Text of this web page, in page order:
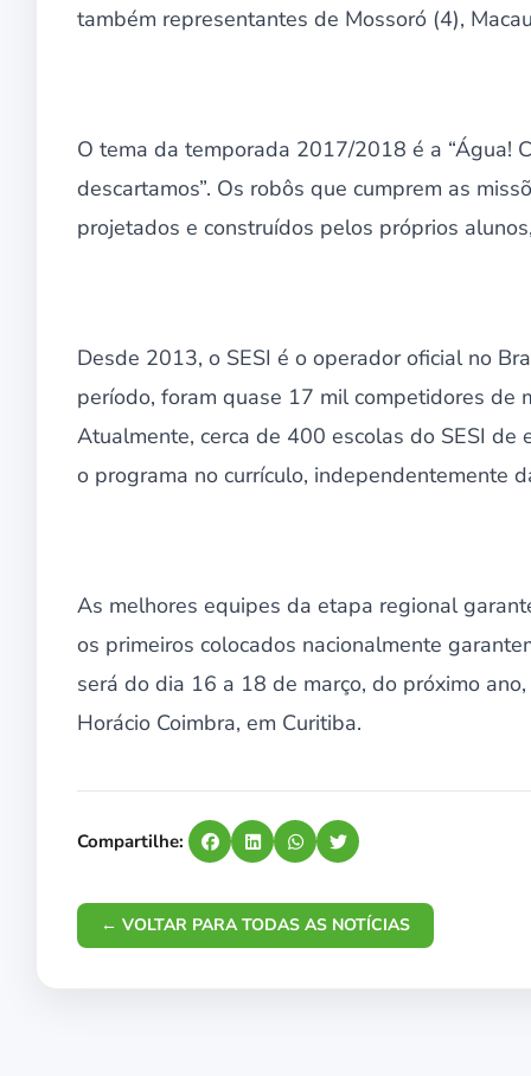
também representantes de Mossoró (4),
O tema da temporada 2017/2018 é a “Água!
descartamos”. Os robôs que cumprem as
projetados e construídos pelos próprios
Desde 2013, o SESI é o operador oficial no
período, foram quase 17 mil competidores de
Atualmente, cerca de 400 escolas do SESI
o programa no currículo, independentemente
As melhores equipes da etapa regional
os primeiros colocados nacionalmente
será do dia 16 a 18 de março, do próximo
Horácio Coimbra, em Curitiba.
Compartilhe:
← VOLTAR PARA TODAS AS NOTÍCIAS